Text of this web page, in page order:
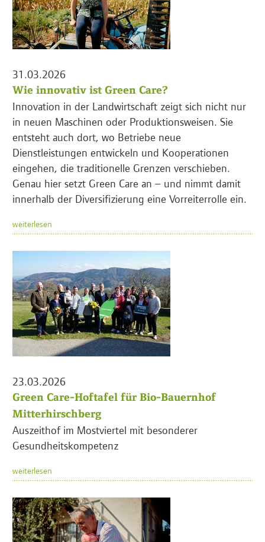
31.03.2026
Wie innovativ ist Green Care?
Innovation in der Landwirtschaft zeigt sich nicht nur
in neuen Maschinen oder Produktionsweisen. Sie
entsteht auch dort, wo Betriebe neue
Dienstleistungen entwickeln und Kooperationen
eingehen, die traditionelle Grenzen verschieben.
Genau hier setzt Green Care an – und nimmt damit
innerhalb der Diversifizierung eine Vorreiterrolle ein.
weiterlesen
23.03.2026
Green Care-Hoftafel für Bio-Bauernhof
Mitterhirschberg
Auszeithof im Mostviertel mit besonderer
Gesundheitskompetenz
weiterlesen